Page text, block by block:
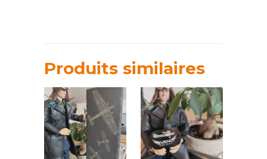
Produits similaires